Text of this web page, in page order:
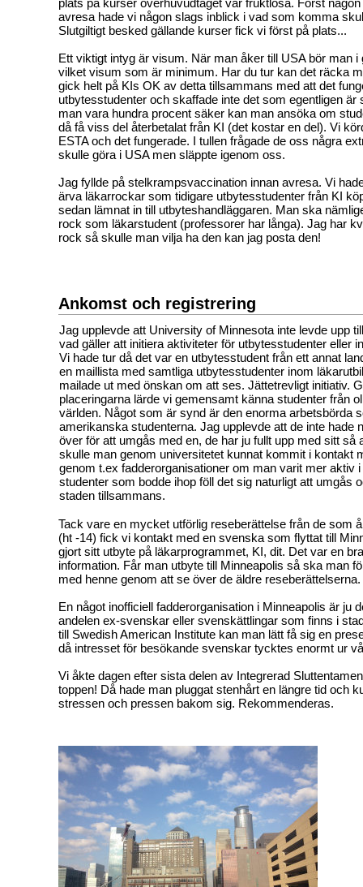
avresa hade vi någon slags inblick i vad som komma
Slutgiltigt besked gällande kurser fick vi först på plats...
Ett viktigt intyg är visum. När man åker till USA bör man i
vilket visum som är minimum. Har du tur kan det räcka
gick helt på KIs OK av detta tillsammans med att det
utbytesstudenter och skaffade inte det som egentligen är
man vara hundra procent säker kan man ansöka om
då få viss del återbetalat från KI (det kostar en del). Vi
ESTA och det fungerade. I tullen frågade de oss några
skulle göra i USA men släppte igenom oss.
Jag fyllde på stelkrampsvaccination innan avresa. Vi
ärva läkarrockar som tidigare utbytesstudenter från KI
sedan lämnat in till utbyteshandläggaren. Man ska
rock som läkarstudent (professorer har långa). Jag har
rock så skulle man vilja ha den kan jag posta den!
Ankomst och registrering
Jag upplevde att University of Minnesota inte levde upp
vad gäller att initiera aktiviteter för utbytesstudenter eller
Vi hade tur då det var en utbytesstudent från ett annat
en maillista med samtliga utbytesstudenter inom
mailade ut med önskan om att ses. Jättetrevligt initiativ.
placeringarna lärde vi gemensamt känna studenter från
världen. Något som är synd är den enorma arbetsbörda
amerikanska studenterna. Jag upplevde att de inte hade
över för att umgås med en, de har ju fullt upp med sitt så
skulle man genom universitetet kunnat kommit i kontakt
genom t.ex fadderorganisationer om man varit mer aktiv
studenter som bodde ihop föll det sig naturligt att umgås
staden tillsammans.
Tack vare en mycket utförlig reseberättelse från de som
(ht -14) fick vi kontakt med en svenska som flyttat till
gjort sitt utbyte på läkarprogrammet, KI, dit. Det var en
information. Får man utbyte till Minneapolis så ska man
med henne genom att se över de äldre reseberättelserna.
En något inofficiell fadderorganisation i Minneapolis är ju
andelen ex-svenskar eller svenskättlingar som finns i
till Swedish American Institute kan man lätt få sig en
då intresset för besökande svenskar tycktes enormt ur
Vi åkte dagen efter sista delen av Integrerad
toppen! Då hade man pluggat stenhårt en längre tid och
stressen och pressen bakom sig. Rekommenderas.